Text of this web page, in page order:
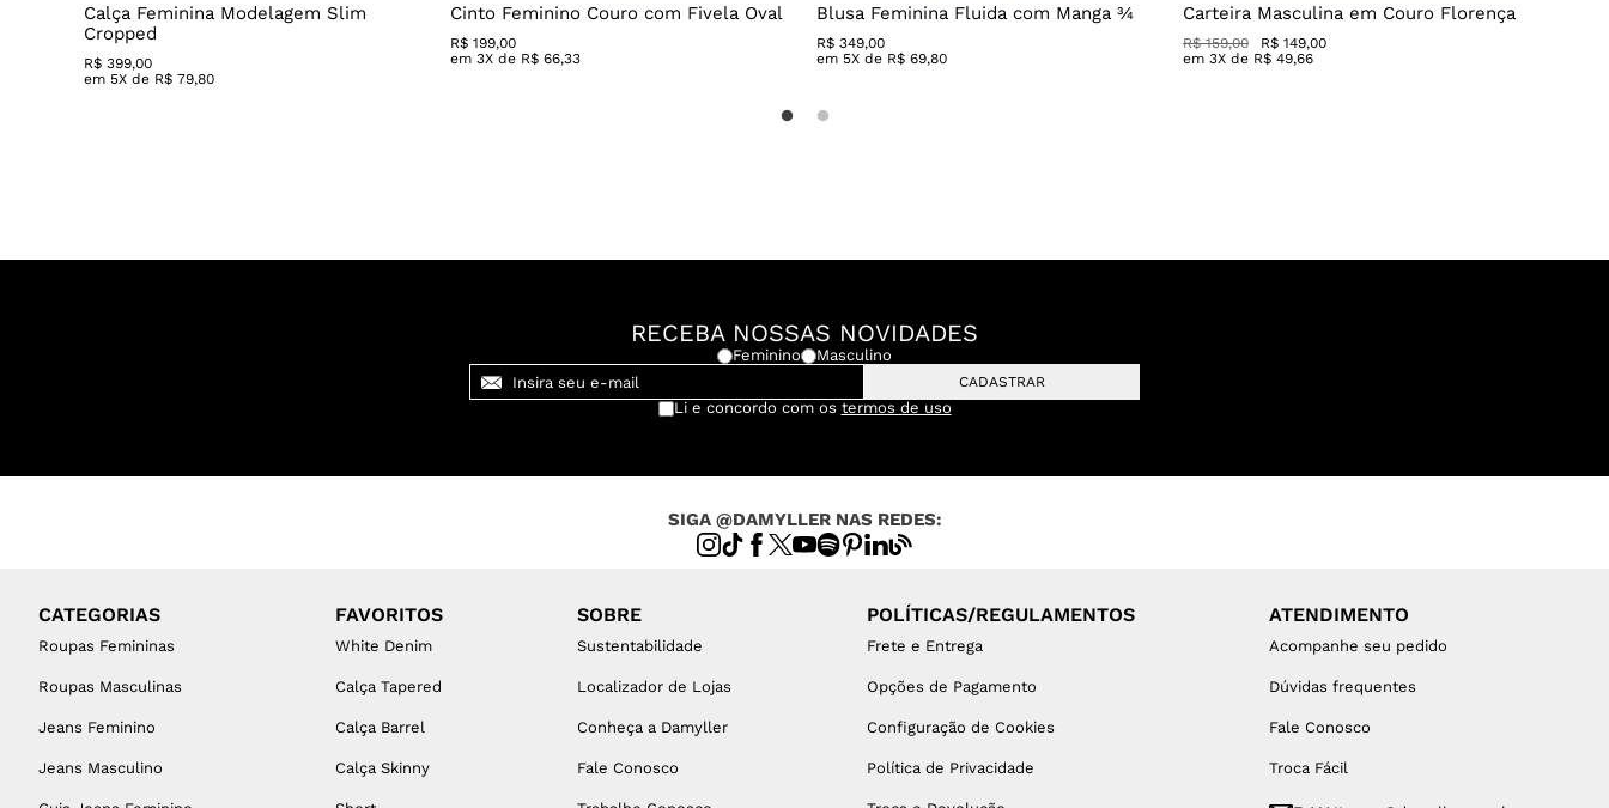
Calça Feminina Modelagem Slim
Cropped
R$ 399,00
em 5X de R$ 79,80
Cinto Feminino Couro com Fivela Oval
R$ 199,00
em 3X de R$ 66,33
Blusa Feminina Fluida com Manga ¾
R$ 349,00
em 5X de R$ 69,80
Carteira Masculina em Couro Florença
R$ 159,00
R$ 149,00
em 3X de R$ 49,66
RECEBA NOSSAS NOVIDADES
Feminino Masculino
CADASTRAR
Li e concordo com os termos de uso
SIGA @DAMYLLER NAS REDES:
CATEGORIAS
Roupas Femininas
Roupas Masculinas
Jeans Feminino
Jeans Masculino
FAVORITOS
White Denim
Calça Tapered
Calça Barrel
Calça Skinny
SOBRE
Sustentabilidade
Localizador de Lojas
Conheça a Damyller
Fale Conosco
POLÍTICAS/REGULAMENTOS
Frete e Entrega
Opções de Pagamento
Configuração de Cookies
Política de Privacidade
ATENDIMENTO
Acompanhe seu pedido
Dúvidas frequentes
Fale Conosco
Troca Fácil